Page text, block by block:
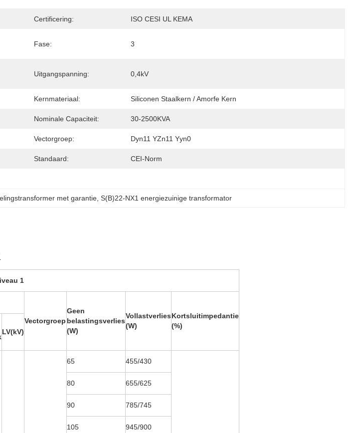
Certificering: ISO CESI UL KEMA
Fase: 3
Uitgangspanning: 0,4kV
Kernmateriaal: Siliconen Staalkern / Amorfe Kern
Nominale Capaciteit: 30-2500KVA
Vectorgroep: Dyn11 YZn11 Yyn0
Standaard: CEI-Norm
met garantie S(B)22-NX1 energiezuinige transformator
1
Vectorgroep
Geen
belastingsverlies
(W)
Vollastverlies
(W)
Kortsluitimpedantie
(%)
LV(kV)
65 455/430
80 655/625
90 785/745
105 945/900